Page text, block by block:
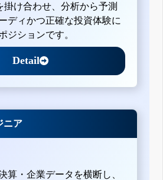
け合わせ、分析から予測
ディかつ正確な投資体験に
ジションです。
Detail
ニア
算・企業データを横断し、